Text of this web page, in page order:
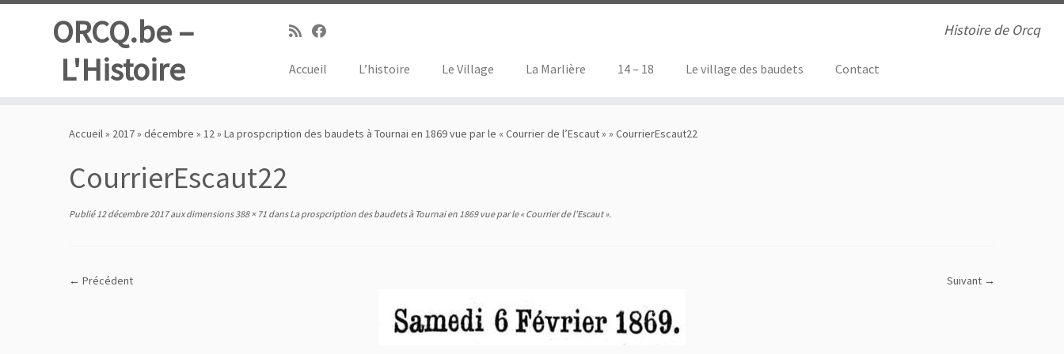
ORCQ.be –
L'Histoire
Histoire de Orcq
Accueil L’histoire Le Village La Marlière 14 – 18 Le village des baudets Contact
Accueil» 2017» décembre » 12» La prospcription des baudets à Tournai en 1869 vue par le « Courrier de l’Escaut » » CourrierEscaut22
CourrierEscaut22
Publié 12 décembre 2017aux dimensions388 × 71 dansLa prospcription des baudets à Tournai en 1869 vue par le « Courrier de l’Escaut ».
← Précédent Suivant →